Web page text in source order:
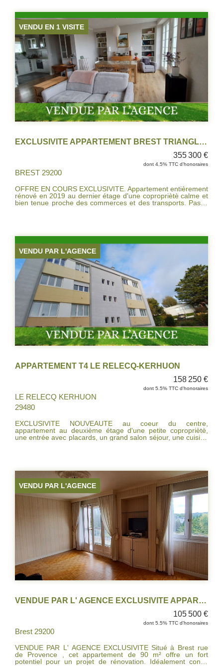
VENDU EN 1 VISITE
EXCLUSIVITE APPARTEMENT BREST TRIANGLE D'OR
355 300 €
dont 4.5% TTC d'honoraires
BREST 29200
OFFRE EN COURS EXCLUSIVITE. Appartement entièrement
rénové en 2019 au dernier étage d'une copropriètè calme et
bien tenue proche des commerces et des transports. Passé
la salle d'eau . Appartement en parfait état , chaudière au
gaz 2019, isolation, récente, électricité aux normes, fenêtres
pvc double vitrage. IL NE VOUS RESTE QU'A POSER VOS
MEUBLES, LE PLUS CAVE, ET GARAGE FERME DANS LA
COUR PRIVATIVE. A VISITER RAPIDEMENT!!!
VENDU PAR L'AGENCE
APPARTEMENT T4 LE RELECQ-KERHUON
158 250 €
dont 5.5% TTC d'honoraires
LE RELECQ KERHUON
29480
EXCLUSIVITE NOUVEAUTE au coeur du centre,
appartement au deuxième étage d'une petite copropriètè,
une entrée avec placards, un grand salon séjour, une cuisine
INVESTISSEMENT.
VENDU PAR L'AGENCE
VENDUE PAR L' AGENCE EXCLUSIVITE APPARTEMENT T4 BREST
105 500 €
dont 5.5% TTC d'honoraires
Brest 29200
VENDUE PAR L' AGENCE EXCLUSIVITE Situé à Brest rue
de Provence , cet appartement de 90 m² offre un fort
potentiel pour un projet de rénovation. Idéalement conçu